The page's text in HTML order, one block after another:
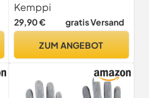
TIG Model 7 (11)
Kemppi
29,90 € gratis Versand
ZUM ANGEBOT